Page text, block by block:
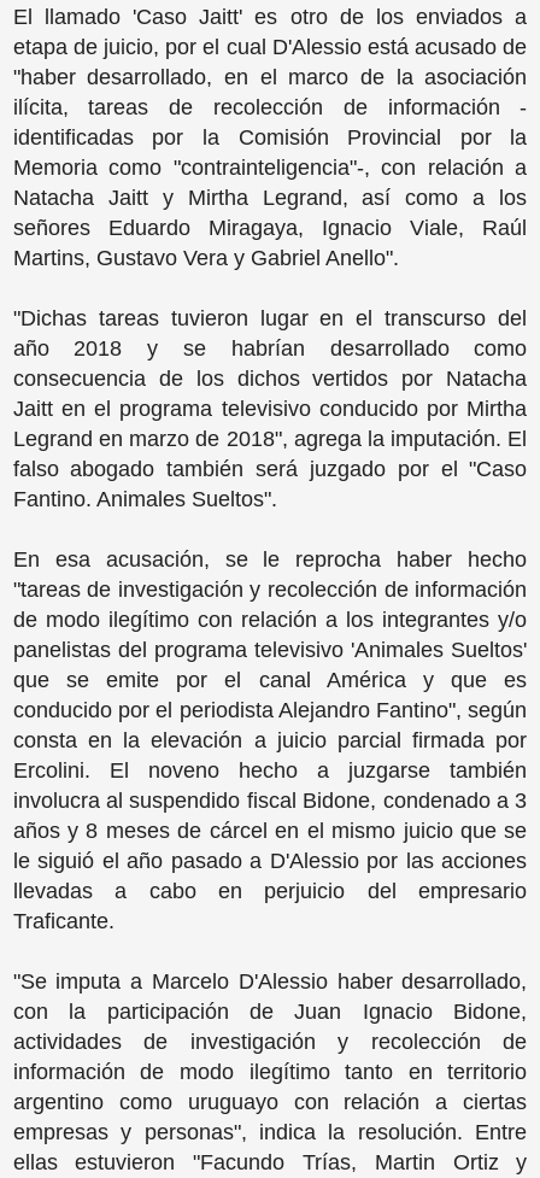
El llamado 'Caso Jaitt' es otro de los enviados a
etapa de juicio, por el cual D'Alessio está acusado de
"haber desarrollado, en el marco de la asociación
ilícita, tareas de recolección de información -
identificadas por la Comisión Provincial por la
Memoria como "contrainteligencia"-, con relación a
Natacha Jaitt y Mirtha Legrand, así como a los
señores Eduardo Miragaya, Ignacio Viale, Raúl
Martins, Gustavo Vera y Gabriel Anello".
"Dichas tareas tuvieron lugar en el transcurso del
año 2018 y se habrían desarrollado como
consecuencia de los dichos vertidos por Natacha
Jaitt en el programa televisivo conducido por Mirtha
Legrand en marzo de 2018", agrega la imputación. El
falso abogado también será juzgado por el "Caso
Fantino. Animales Sueltos".
En esa acusación, se le reprocha haber hecho
"tareas de investigación y recolección de información
de modo ilegítimo con relación a los integrantes y/o
panelistas del programa televisivo 'Animales Sueltos'
que se emite por el canal América y que es
conducido por el periodista Alejandro Fantino", según
consta en la elevación a juicio parcial firmada por
Ercolini. El noveno hecho a juzgarse también
involucra al suspendido fiscal Bidone, condenado a 3
años y 8 meses de cárcel en el mismo juicio que se
le siguió el año pasado a D'Alessio por las acciones
llevadas a cabo en perjuicio del empresario
Traficante.
"Se imputa a Marcelo D'Alessio haber desarrollado,
con la participación de Juan Ignacio Bidone,
actividades de investigación y recolección de
información de modo ilegítimo tanto en territorio
argentino como uruguayo con relación a ciertas
empresas y personas", indica la resolución. Entre
ellas estuvieron "Facundo Trías, Martin Ortiz y